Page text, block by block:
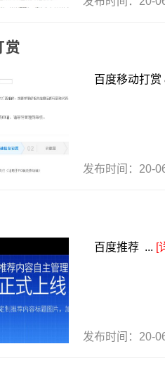
赏
百度移动打赏
发布时间：20-
百度推荐 ... [
发布时间：20-